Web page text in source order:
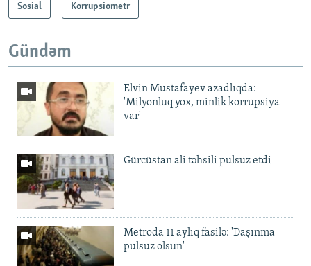
Sosial Korrupsiometr
Gündəm
Elvin Mustafayev azadlıqda:
'Milyonluq yox, minlik korrupsiya
var'
Gürcüstan ali təhsili pulsuz etdi
Metroda 11 aylıq fasilə: 'Daşınma
pulsuz olsun'